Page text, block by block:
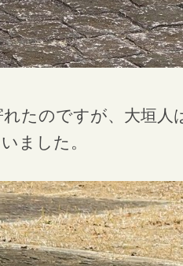
たのですが、大垣人
ました。